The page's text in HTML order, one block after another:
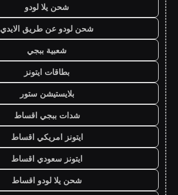
شحن يلا لودو
شحن لودو عن طريق الايدي
شعبية ببجي
بطاقات ايتونز
بلايستيشن ستور
شدات ببجي اقساط
ايتونز امريكي اقساط
ايتونز سعودي اقساط
شحن يلا لودو اقساط